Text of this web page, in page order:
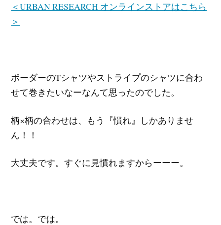
＜URBAN RESEARCH オンラインストアはこちら
＞
ボーダーのTシャツやストライプのシャツに合わ
せて巻きたいなーなんて思ったのでした。
柄×柄の合わせは、もう『慣れ』しかありませ
ん！！
大丈夫です。すぐに見慣れますからーーー。
では。では。